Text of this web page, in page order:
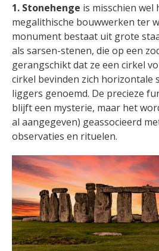
1. Stonehenge is misschien wel
megalithische bouwwerken ter
monument bestaat uit grote
als sarsen-stenen, die op een
gerangschikt dat ze een cirkel
cirkel bevinden zich horizontale
liggers genoemd. De precieze
blijft een mysterie, maar het
al aangegeven) geassocieerd
observaties en rituelen.